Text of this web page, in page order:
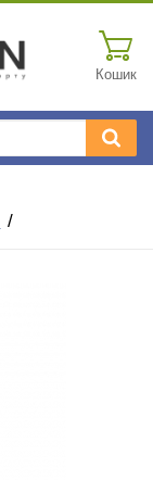
Кошик